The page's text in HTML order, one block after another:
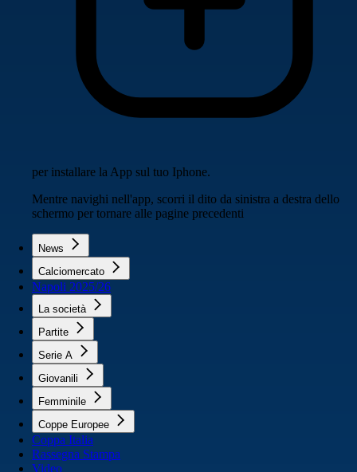
per installare la App sul tuo Iphone.
Mentre navighi nell'app, scorri il dito da sinistra a destra dello
schermo per tornare alle pagine precedenti
News
Calciomercato
Napoli 2025/26
La società
Partite
Serie A
Giovanili
Femminile
Coppe Europee
Coppa Italia
Rassegna Stampa
Video